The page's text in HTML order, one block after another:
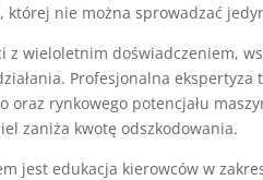
, której nie można sprowadzać
z wieloletnim doświadczeniem,
Profesjonalna
oraz rynkowego potencjału
zaniża kwotę odszkodowania.
jest edukacja kierowców w